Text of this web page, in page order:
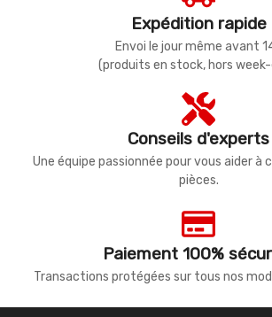
Expédition rapide
Envoi le jour même avant
(produits en stock, hors
Conseils d'experts
Une équipe passionnée pour vous aider à
pièces.
Paiement 100%
Transactions protégées sur tous nos